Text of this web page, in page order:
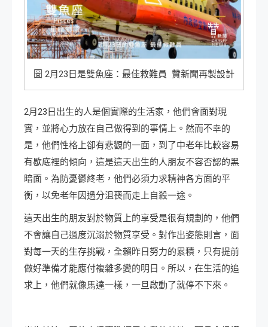
圖 2月23日是雙魚座：最佳救難員 贊新聞再製設計
2月23日出生的人是個實際的生活家，他們會面對現
實，並將心力放在自己做得到的事情上。然而不幸的
是，他們性格上卻有悲觀的一面，到了中老年比較容易
有歇底裡的傾向，這是這天出生的人朋友不容否認的黑
暗面。為防憂鬱終老，他們必須力求精神各方面的平
衡，以免老年因過分沮喪而走上自殺一途。
這天出生的朋友對於物質上的享受是很有規劃的，他們
不會讓自己過度沉溺於物質享受。對作出姿態則言，面
對每一天的生存挑戰，全賴昨日努力的累積，只有提前
做好準備才能應付複雜多變的明日。所以，在生活的追
求上，他們就像馬達一樣，一旦啟動了就停不下來。